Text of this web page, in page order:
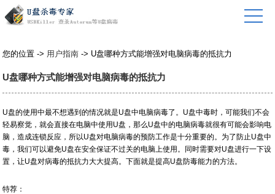
您的位置 -> 用户指南 -> U盘哪种方式能增强对电脑病毒的抵抗力
U盘哪种方式能增强对电脑病毒的抵抗力
U盘的使用中最不想遇到的情况就是U盘中电脑病毒了。U盘中毒时，可能我们不会
轻易察觉，就会直接在电脑中使用U盘，那么U盘中的电脑病毒就很有可能会影响电
脑，造成连锁反应，所以U盘对电脑病毒的预防工作是十分重要的。为了防止U盘中
毒，我们可以避免U盘在安全保证不过关的电脑上使用。同时需要对U盘进行一下设
置，让U盘对病毒的抵抗力大大提高。下面就是提高U盘防毒能力的方法。
特荐：